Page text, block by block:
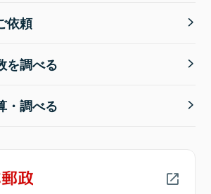
依頼
を調べる
・調べる